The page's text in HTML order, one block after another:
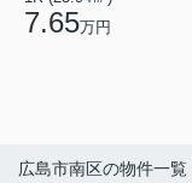
7.65万円
広島市南区の物件一覧